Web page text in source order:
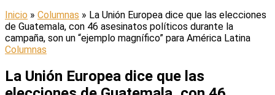
Inicio » Columnas » La Unión Europea dice que las elecciones
de Guatemala, con 46 asesinatos políticos durante la
campaña, son un “ejemplo magnífico” para América Latina
Columnas
La Unión Europea dice que las